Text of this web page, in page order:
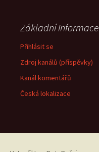
Základní informace
Přihlásit se
Zdroj kanálů (příspěvky)
Kanál komentářů
Česká lokalizace